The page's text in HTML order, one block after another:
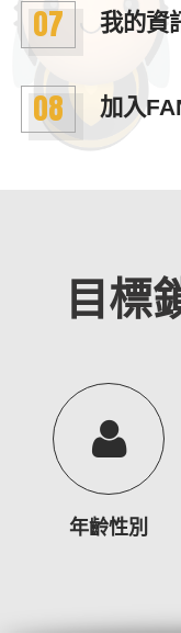
07 我的資
08 加入
目標
年齡性別